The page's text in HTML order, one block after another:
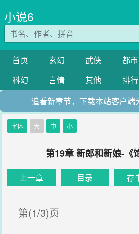
小说6
首页 玄幻 武侠 都市
科幻
言情 其他 排行
追看新章节，下载本站客户端
字体 大 中 小
第19章 新郎和新娘-《
上一章 目录 存
第(1/3)页